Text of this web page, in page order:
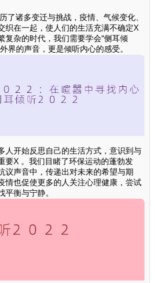
了诸多变迁与挑战，疫情、气候变化、
织在一起，使人们的生活充满不确定X
复杂的时代，我们需要学会“侧耳倾
界的声音，更是倾听内心的感受。
人开始反思自己的生活方式，意识到与
要X 。我们目睹了环保运动的蓬勃发
议声音中，传递出对未来的希望与期
情也促使更多的人关注心理健康，尝试
平衡与宁静。